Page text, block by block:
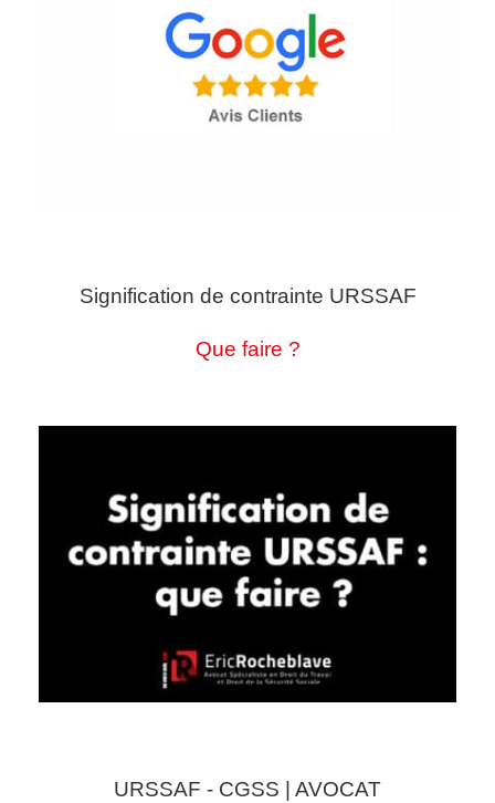
Signification de contrainte URSSAF
Que faire ?
URSSAF - CGSS | AVOCAT